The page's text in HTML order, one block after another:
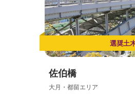
選奨土
佐伯橋
大月・都留エリア